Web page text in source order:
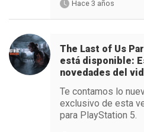
Hace 3 años
The Last of Us
está disponible:
novedades del
Te contamos lo
exclusivo de esta
para PlayStation 5.